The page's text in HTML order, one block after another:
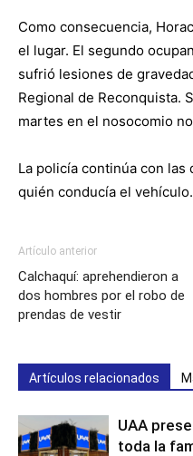
Como consecuencia,
el lugar. El segundo
sufrió lesiones de
Regional de Reconquista.
martes en el nosocomio
La policía continúa con
quién conducía el vehículo.
Artículo anterior
Calchaquí: aprehendieron a
dos hombres por el robo de
prendas de vestir
Artículos relacionados
UAA
toda la